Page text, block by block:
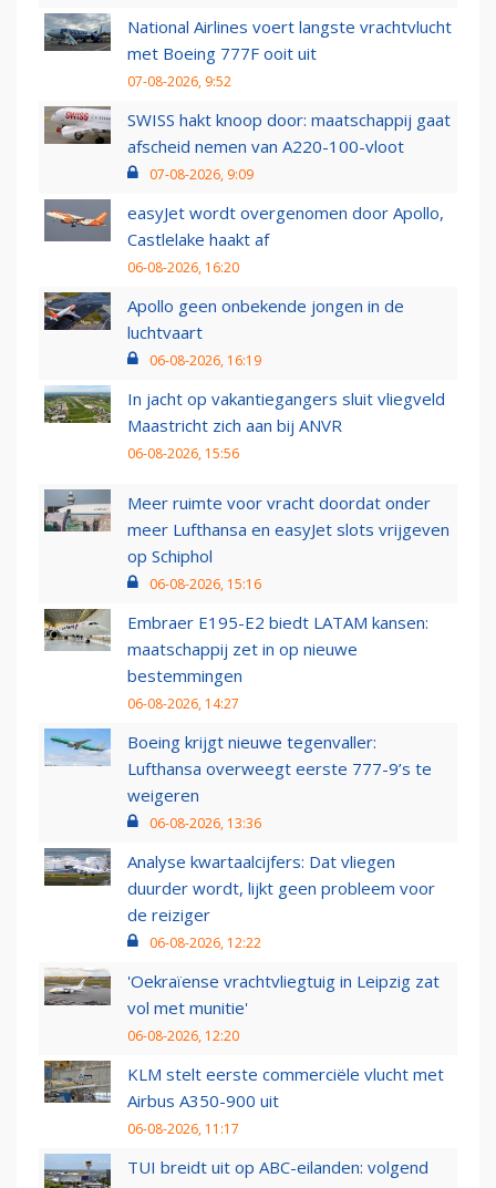
National Airlines voert langste vrachtvlucht
met Boeing 777F ooit uit
07-08-2026, 9:52
SWISS hakt knoop door: maatschappij gaat
afscheid nemen van A220-100-vloot
07-08-2026, 9:09
easyJet wordt overgenomen door Apollo,
Castlelake haakt af
06-08-2026, 16:20
Apollo geen onbekende jongen in de
luchtvaart
06-08-2026, 16:19
In jacht op vakantiegangers sluit vliegveld
Maastricht zich aan bij ANVR
06-08-2026, 15:56
Meer ruimte voor vracht doordat onder
meer Lufthansa en easyJet slots vrijgeven
op Schiphol
06-08-2026, 15:16
Embraer E195-E2 biedt LATAM kansen:
maatschappij zet in op nieuwe
bestemmingen
06-08-2026, 14:27
Boeing krijgt nieuwe tegenvaller:
Lufthansa overweegt eerste 777-9’s te
weigeren
06-08-2026, 13:36
Analyse kwartaalcijfers: Dat vliegen
duurder wordt, lijkt geen probleem voor
de reiziger
06-08-2026, 12:22
'Oekraïense vrachtvliegtuig in Leipzig zat
vol met munitie'
06-08-2026, 12:20
KLM stelt eerste commerciële vlucht met
Airbus A350-900 uit
06-08-2026, 11:17
TUI breidt uit op ABC-eilanden: volgend